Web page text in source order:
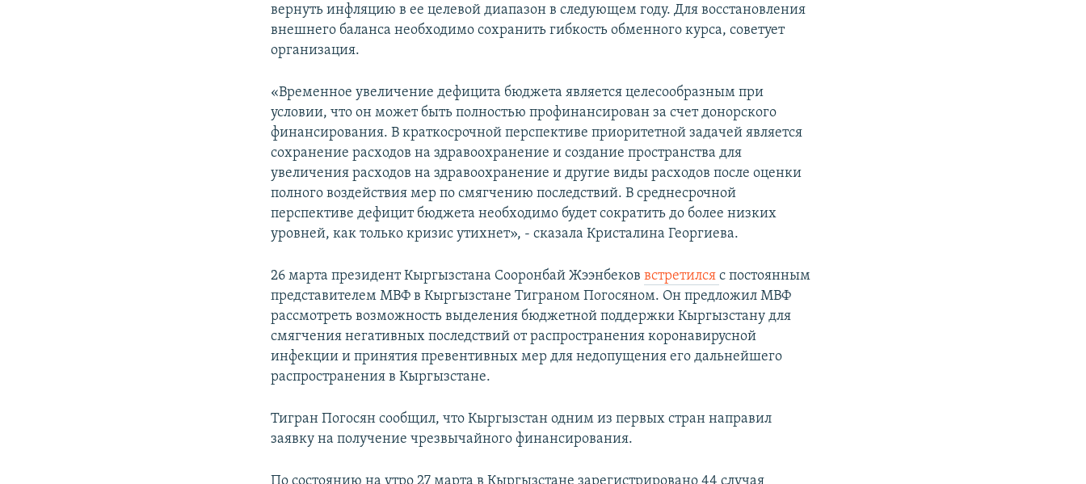
вернуть инфляцию в ее целевой диапазон в следующем году. Для восстановления
внешнего баланса необходимо сохранить гибкость обменного курса, советует
организация.
«Временное увеличение дефицита бюджета является целесообразным при
условии, что он может быть полностью профинансирован за счет донорского
финансирования. В краткосрочной перспективе приоритетной задачей является
сохранение расходов на здравоохранение и создание пространства для
увеличения расходов на здравоохранение и другие виды расходов после оценки
полного воздействия мер по смягчению последствий. В среднесрочной
перспективе дефицит бюджета необходимо будет сократить до более низких
уровней, как только кризис утихнет», - сказала Кристалина Георгиева.
26 марта президент Кыргызстана Сооронбай Жээнбековвстретилсяс постоянным
представителем МВФ в Кыргызстане Тиграном Погосяном. Он предложил МВФ
рассмотреть возможность выделения бюджетной поддержки Кыргызстану для
смягчения негативных последствий от распространения коронавирусной
инфекции и принятия превентивных мер для недопущения его дальнейшего
распространения в Кыргызстане.
Тигран Погосян сообщил, что Кыргызстан одним из первых стран направил
заявку на получение чрезвычайного финансирования.